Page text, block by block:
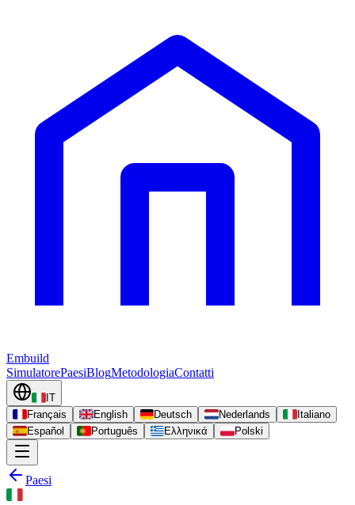
Embuild
SimulatorePaesiBlogMetodologiaContatti
IT
Français
English Deutsch Nederlands
Italiano
Español
Português Ελληνικά Polski
Paesi